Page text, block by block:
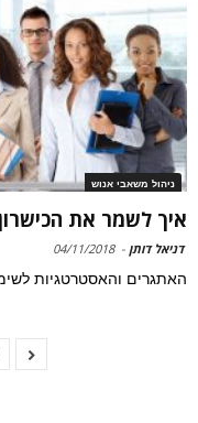
ניהול משאבי אנוש
איך לשמר את הכישרון
דניאל דותן -
04/11/2018
האתגרים והאסטרטגיות